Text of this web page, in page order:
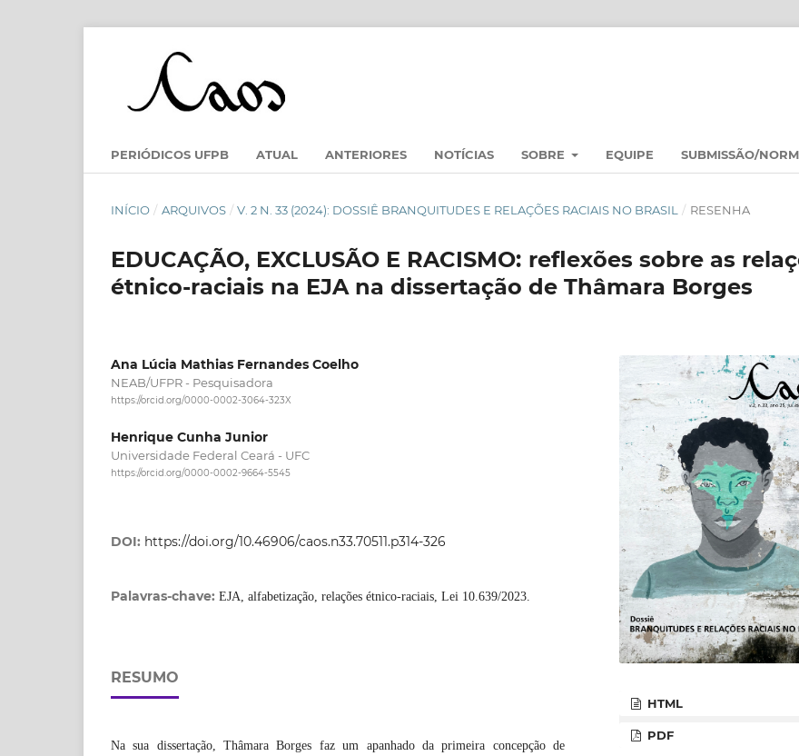
PERIÓDICOS UFPB ATUAL ANTERIORES NOTÍCIAS SOBRE EQUIPE SUBMISSÃO/
INÍCIO / ARQUIVOS / V. 2 N. 33 (2024): DOSSIÊ BRANQUITUDES E RELAÇÕES RACIAIS NO BRASIL / RESENHA
EDUCAÇÃO, EXCLUSÃO E RACISMO: reflexões sobre as
étnico-raciais na EJA na dissertação de Thâmara Borges
Ana Lúcia Mathias Fernandes Coelho
NEAB/UFPR - Pesquisadora
https://orcid.org/0000-0002-3064-323X
Henrique Cunha Junior
Universidade Federal Ceará - UFC
https://orcid.org/0000-0002-9664-5545
DOI: https://doi.org/10.46906/caos.n33.70511.p314-326
Palavras-chave: EJA, alfabetização, relações étnico-raciais, Lei 10.639/2023.
RESUMO
Na sua dissertação, Thâmara Borges faz um apanhado da primeira concepção de
HTML
PDF